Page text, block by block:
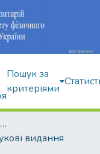
Пошук за
критеріями
Навчально-науковий інститут здоров'я, реабілітації та фізичного виховання
видання